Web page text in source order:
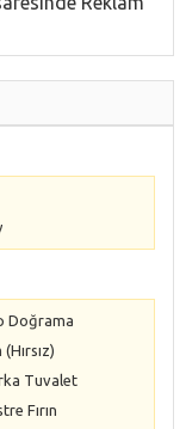
Doğrama
Tuvalet
Fırın